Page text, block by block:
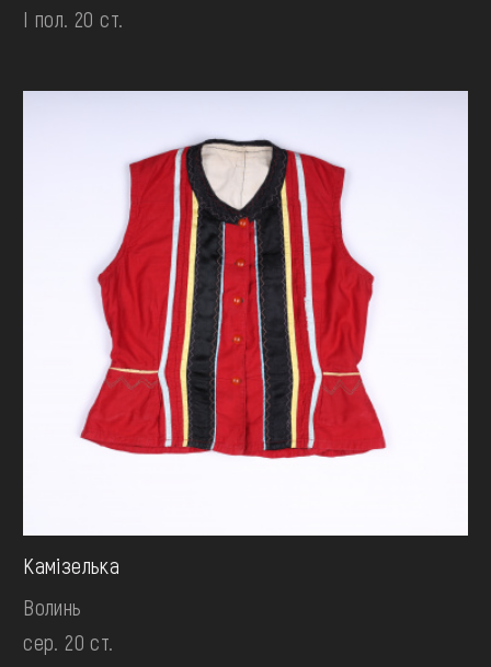
І пол. 20 ст.
Камізелька
Волинь
сер. 20 ст.